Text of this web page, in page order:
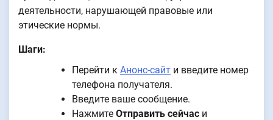
деятельности, нарушающей правовые или
этические нормы.
Шаги:
Перейти к Анонс-сайт и введите номер
телефона получателя.
Введите ваше сообщение.
Нажмите Отправить сейчас и